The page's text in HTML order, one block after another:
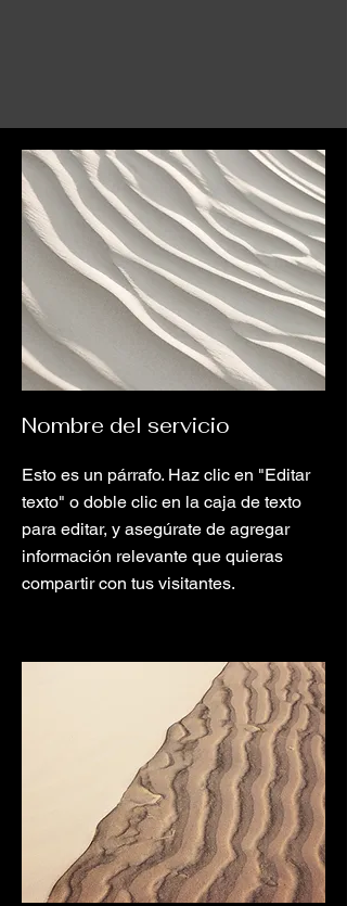
Nombre del servicio
Esto es un párrafo. Haz clic en "Editar
texto" o doble clic en la caja de texto
para editar, y asegúrate de agregar
información relevante que quieras
compartir con tus visitantes.